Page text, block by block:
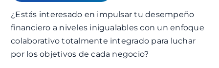
¿Estás interesado en impulsar tu desempeño
financiero a niveles inigualables con un enfoque
colaborativo totalmente integrado para luchar
por los objetivos de cada negocio?